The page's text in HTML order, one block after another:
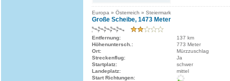
Europa » Österreich » Steiermark
Große Scheibe, 1473 Meter
Entfernung:
137 km
Höhenuntersch.:
773 Meter
Ort:
Mürzzuschlag
Streckenflug:
Ja
Startplatz:
schwer
Landeplatz:
mittel
Start Richtungen: